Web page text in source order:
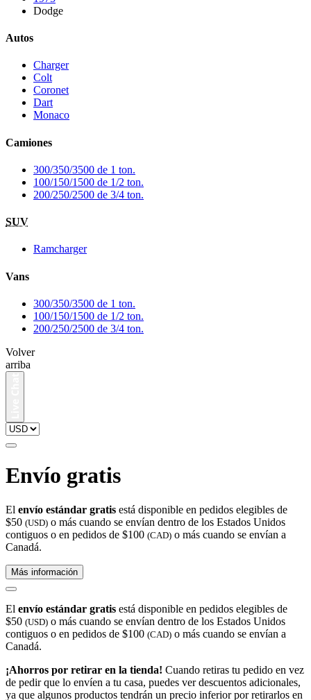
Dodge
Autos
Charger
Colt
Coronet
Dart
Monaco
Camiones
300/350/3500 de 1 ton.
100/150/1500 de 1/2 ton.
200/250/2500 de 3/4 ton.
SUV
Ramcharger
Vans
300/350/3500 de 1 ton.
100/150/1500 de 1/2 ton.
200/250/2500 de 3/4 ton.
Volver
arriba
Envío gratis
El envío estándar gratis está disponible en pedidos elegibles de
$50 (USD) o más cuando se envían dentro de los Estados Unidos
contiguos o en pedidos de $100 (CAD) o más cuando se envían a
Canadá.
Más información
El envío estándar gratis está disponible en pedidos elegibles de
$50 (USD) o más cuando se envían dentro de los Estados Unidos
contiguos o en pedidos de $100 (CAD) o más cuando se envían a
Canadá.
¡Ahorros por retirar en la tienda! Cuando retiras tu pedido en vez
de pedir que lo envíen a tu casa, puedes ver descuentos adicionales,
ya que algunos productos tendrán un precio inferior por retirarlos en